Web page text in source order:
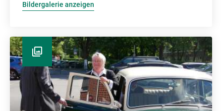
Bildergalerie anzeigen